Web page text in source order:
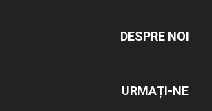
DESPRE NOI
URMAȚI-NE